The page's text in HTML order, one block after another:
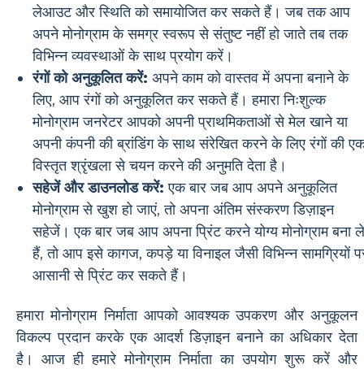
लेआउट और स्थिति को समायोजित कर सकते हैं। जब तक आप
अपने मोनोग्राम के समग्र स्वरूप से संतुष्ट नहीं हो जाते तब तक
विभिन्न व्यवस्थाओं के साथ प्रयोग करें।
रंगों को अनुकूलित करें: अपने काम को वास्तव में अपना बनाने के
लिए, आप रंगों को अनुकूलित कर सकते हैं। हमारा निःशुल्क
मोनोग्राम जनरेटर आपको अपनी प्राथमिकताओं से मेल खाने या
अपनी कंपनी की ब्रांडिंग के साथ संरेखित करने के लिए रंगों की
विस्तृत श्रृंखला से चयन करने की अनुमति देता है।
सहेजें और डाउनलोड करें: एक बार जब आप अपने अनुकूलित
मोनोग्राम से खुश हो जाएं, तो अपना अंतिम संस्करण डिज़ाइन
सहेजें। एक बार जब आप अपना प्रिंट करने योग्य मोनोग्राम बना
हैं, तो आप इसे कागज, कपड़े या विनाइल जैसी विभिन्न सामग्रियों
आसानी से प्रिंट कर सकते हैं।
हमारा मोनोग्राम निर्माता आपको आवश्यक उपकरण और अनुकूलन
विकल्प प्रदान करके एक आदर्श डिज़ाइन बनाने का अधिकार देता
है। आज ही हमारे मोनोग्राम निर्माता का उपयोग शुरू करें और